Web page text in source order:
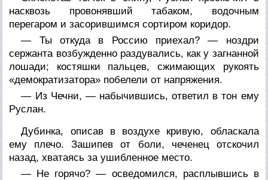
насквозь провонявший табаком, водочным
перегаром и засорившимся сортиром коридор.
— Ты откуда в Россию приехал? — ноздри
сержанта возбужденно раздувались, как у загнанной
лошади; костяшки пальцев, сжимающих рукоять
«демократизатора» побелели от напряжения.
— Из Чечни, — набычившись, ответил в тон ему
Руслан.
Дубинка, описав в воздухе кривую, обласкала
ему плечо. Зашипев от боли, чеченец отскочил
назад, хватаясь за ушибленное место.
— Не горячо? — осведомился, расплывшись в